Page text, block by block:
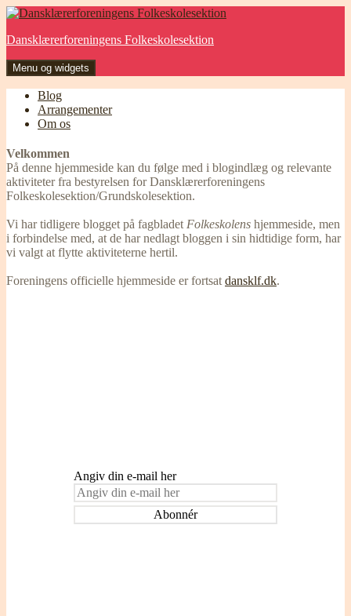
Hop
indhold
Dansklærerforeningens Folkeskolesektion
Menu og widgets
Blog
Arrangementer
Om os
Velkommen
På denne hjemmeside kan du følge med i blogindlæg og relevante
aktiviteter fra bestyrelsen for Dansklærerforeningens
Folkeskolesektion/Grundskolesektion.
Vi har tidligere blogget på fagbladet Folkeskolens hjemmeside, men
i forbindelse med, at de har nedlagt bloggen i sin hidtidige form, har
vi valgt at flytte aktiviteterne hertil.
Foreningens officielle hjemmeside er fortsat dansklf.dk.
Angiv din e-mail her